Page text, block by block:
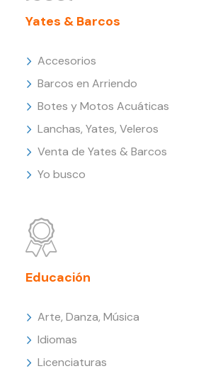
Yates & Barcos
Accesorios
Barcos en Arriendo
Botes y Motos Acuáticas
Lanchas, Yates, Veleros
Venta de Yates & Barcos
Yo busco
Educación
Arte, Danza, Música
Idiomas
Licenciaturas